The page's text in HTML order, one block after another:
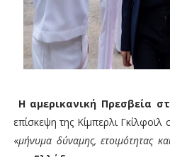
Η αμερικανική Πρεσβεία
επίσκεψη της Κίμπερλι Γκίλφοϊλ
«μήνυμα δύναμης, ετοιμότητας